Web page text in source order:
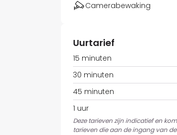
Camerabewaking
Uurtarief
15 minuten
30 minuten
45 minuten
1 uur
Deze tarieven zijn indicatief en
tarieven die aan de ingang van